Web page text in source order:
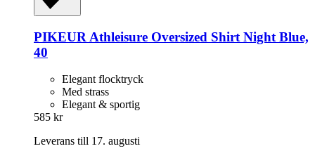
PIKEUR Athleisure Oversized Shirt Night Blue,
40
Elegant flocktryck
Med strass
Elegant & sportig
585 kr
Leverans till 17. augusti